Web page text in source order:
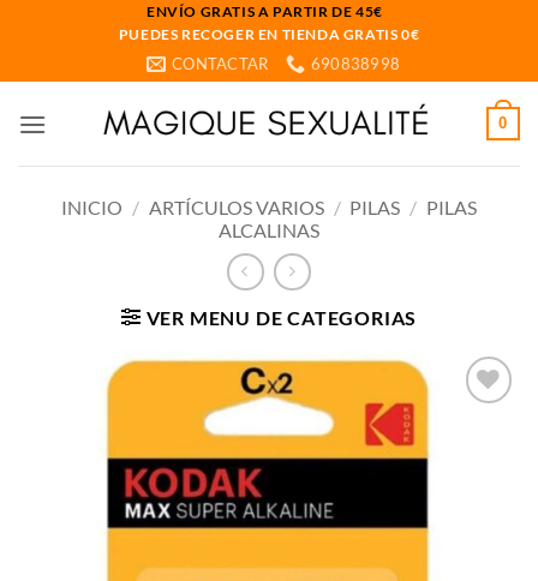
ENVÍO GRATIS A PARTIR DE 45€
PUEDES RECOGER EN TIENDA GRATIS 0€
CONTACTAR 690838998
0
INICIO / ARTÍCULOS VARIOS / PILAS / PILAS
ALCALINAS
VER MENU DE CATEGORIAS